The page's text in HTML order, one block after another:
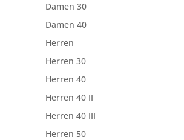
Damen 30
Damen 40
Herren
Herren 30
Herren 40
Herren 40 II
Herren 40 III
Herren 50